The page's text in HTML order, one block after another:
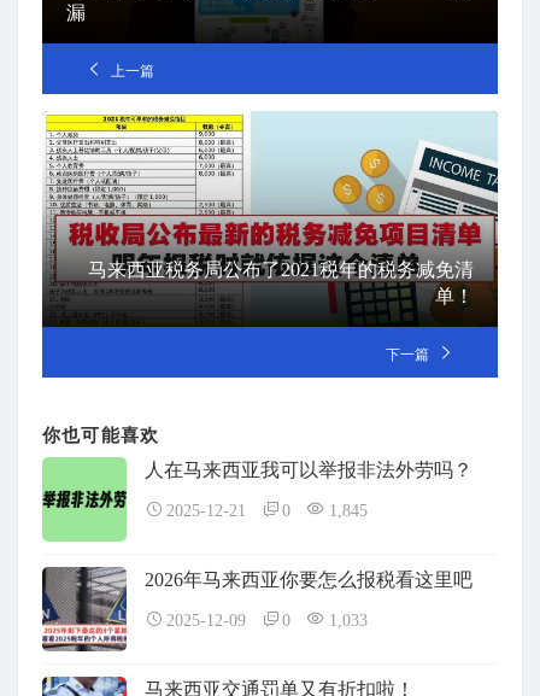
漏
上一篇
马来西亚税务局公布了2021税年的税务减免清
单！
下一篇
你也可能喜欢
人在马来西亚我可以举报非法外劳吗？
2025-12-21 0 1,845
2026年马来西亚你要怎么报税看这里吧
2025-12-09 0 1,033
马来西亚交通罚单又有折扣啦！